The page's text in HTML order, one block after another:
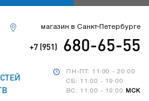
ПН-ПТ: 11:00 - 20:00
СБ: 11:00 - 19:00
ВС: 11:00 - 19:00
МСК
магазин в Санкт-Петербурге
+7 (951) 680-65-55